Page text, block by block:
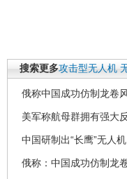
搜索更多攻击型无人机
俄称中国成功仿制龙卷
美军称航母群拥有强大
中国研制出“长鹰”无人
俄称：中国成功仿制龙